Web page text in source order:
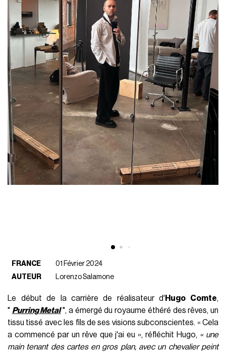
FRANCE
01 Février 2024
AUTEUR
Lorenzo Salamone
Le début de la carrière de réalisateur d' Hugo Comte,
" Purring Metal", a émergé du royaume éthéré des rêves, un
tissu tissé avec les fils de ses visions subconscientes. « Cela
a commencé par un rêve que j'ai eu », réfléchit Hugo, « une
main tenant des cartes en gros plan, avec un chevalier peint